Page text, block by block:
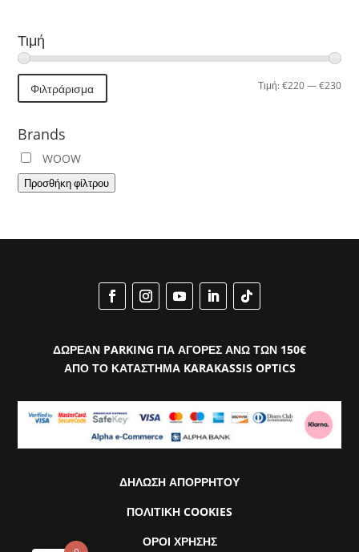
Τιμή
Φιλτράρισμα Τιμή:€220—€230
Brands
WOOW
Προσθήκη φίλτρου
ΔΩΡΕΑΝ PARKING ΓΙΑ ΑΓΟΡΕΣ ΑΝΩ ΤΩΝ 150€
ΑΠΟ ΤΟ ΚΑΤΑΣΤΗΜΑ KARAKASSIS OPTICS
ΔΗΛΩΣΗ ΑΠΟΡΡΗΤΟΥ
ΠΟΛΙΤΙΚΗ COOKIES
ΟΡΟΙ ΧΡΗΣΗΣ